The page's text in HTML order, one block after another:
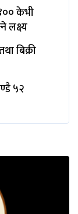
केभी
लक्ष्य
बिक्री
५२